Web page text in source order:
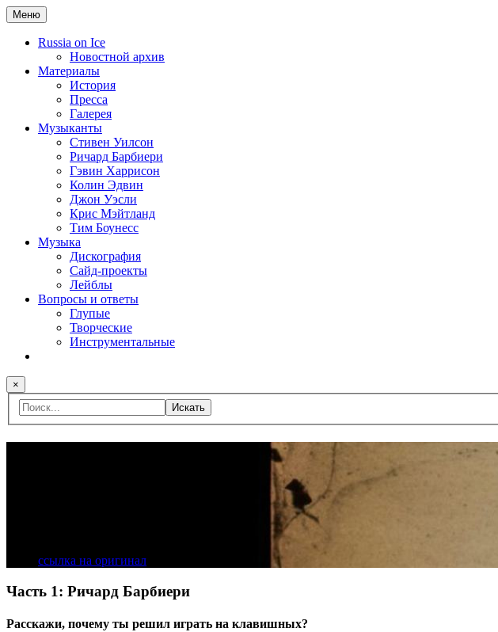
Меню
Russia on Ice
Новостной архив
Материалы
История
Пресса
Галерея
Музыканты
Стивен Уилсон
Ричард Барбиери
Гэвин Харрисон
Колин Эдвин
Джон Уэсли
Крис Мэйтланд
Тим Боунесс
Музыка
Дискография
Сайд-проекты
Лейблы
Вопросы и ответы
Глупые
Творческие
Инструментальные
×
Искать
ссылка на оригинал
Часть 1: Ричард Барбиери
Расскажи, почему ты решил играть на клавишных?